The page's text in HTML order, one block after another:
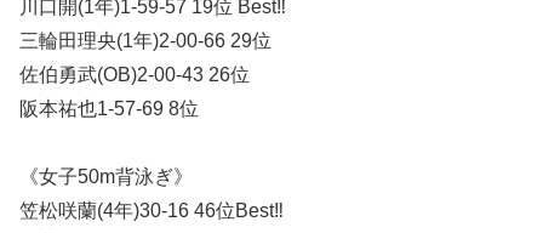
川口開(1年)1-59-57 19位 Best‼︎
三輪田理央(1年)2-00-66 29位
佐伯勇武(OB)2-00-43 26位
阪本祐也1-57-69 8位
《女子50m背泳ぎ》
笠松咲蘭(4年)30-16 46位Best‼︎